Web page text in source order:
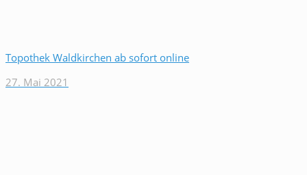
Topothek Waldkirchen ab sofort online
27. Mai 2021